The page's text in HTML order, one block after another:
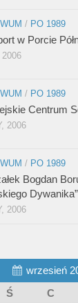
/ PO 1989
w Porcie
/ PO 1989
Centrum
2006
/ PO 1989
Bogdan
Dywanika”
2006
wrzesień
Ś C